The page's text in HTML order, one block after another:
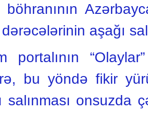
aşağı
portalının
bu yöndə fikir
salınması